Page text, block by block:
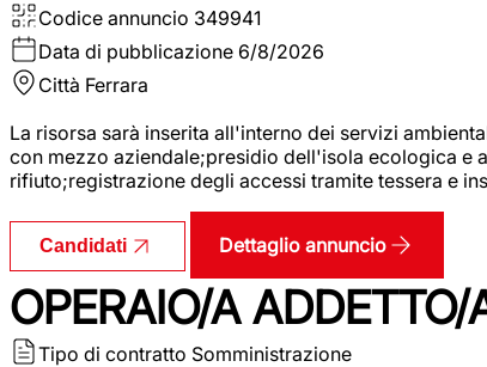
Codice annuncio 349941
Data di pubblicazione 6/8/2026
Città Ferrara
La risorsa sarà inserita all'interno dei servizi
con mezzo aziendale;presidio dell'isola ecologica e
rifiuto;registrazione degli accessi tramite tessera e
Candidati Dettaglio annuncio
OPERAIO/A
Tipo di contratto Somministrazione